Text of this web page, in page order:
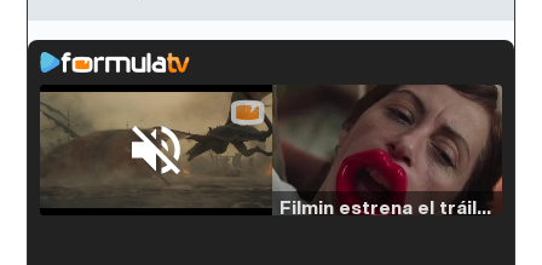
Unmute Filmin estrena el tráiler de 'Millennial Mal', su nueva comedia universitaria de la mano de Lorena Iglesias